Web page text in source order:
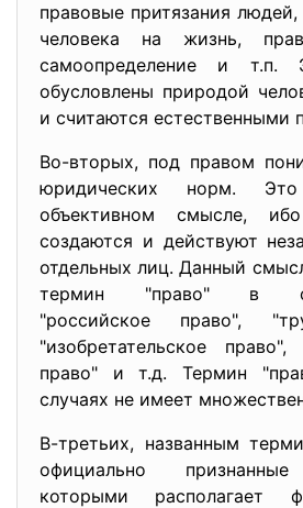
правовые притязания
человека на жизнь,
самоопределение и т.п.
обусловлены природой
и считаются естественными
Во-вторых, под правом
юридических норм.
объективном смысле,
создаются и действуют
отдельных лиц. Данный
термин "право" в
"российское право",
"изобретательское
право" и т.д. Термин
случаях не имеет
В-третьих, названным
официально
которыми располагает